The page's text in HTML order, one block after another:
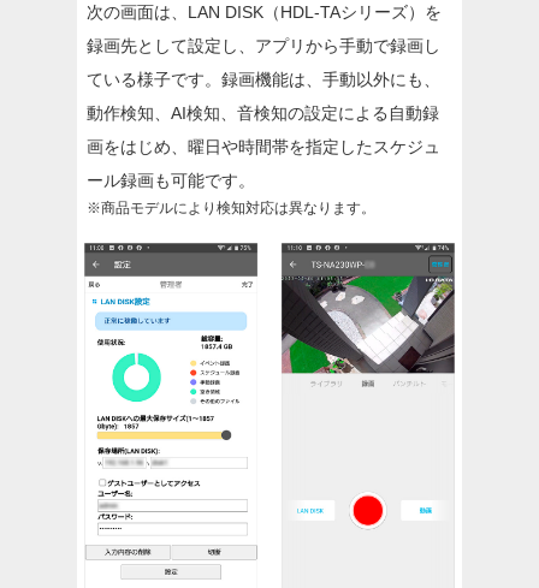
次の画面は、LAN DISK（HDL-TAシリーズ）を
録画先として設定し、アプリから手動で録画し
ている様子です。録画機能は、手動以外にも、
動作検知、AI検知、音検知の設定による自動録
画をはじめ、曜日や時間帯を指定したスケジュ
ール録画も可能です。
※商品モデルにより検知対応は異なります。